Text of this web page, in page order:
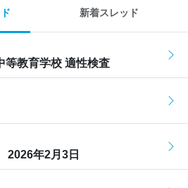
新着スレッド
等教育学校 適性検査
年2月3日